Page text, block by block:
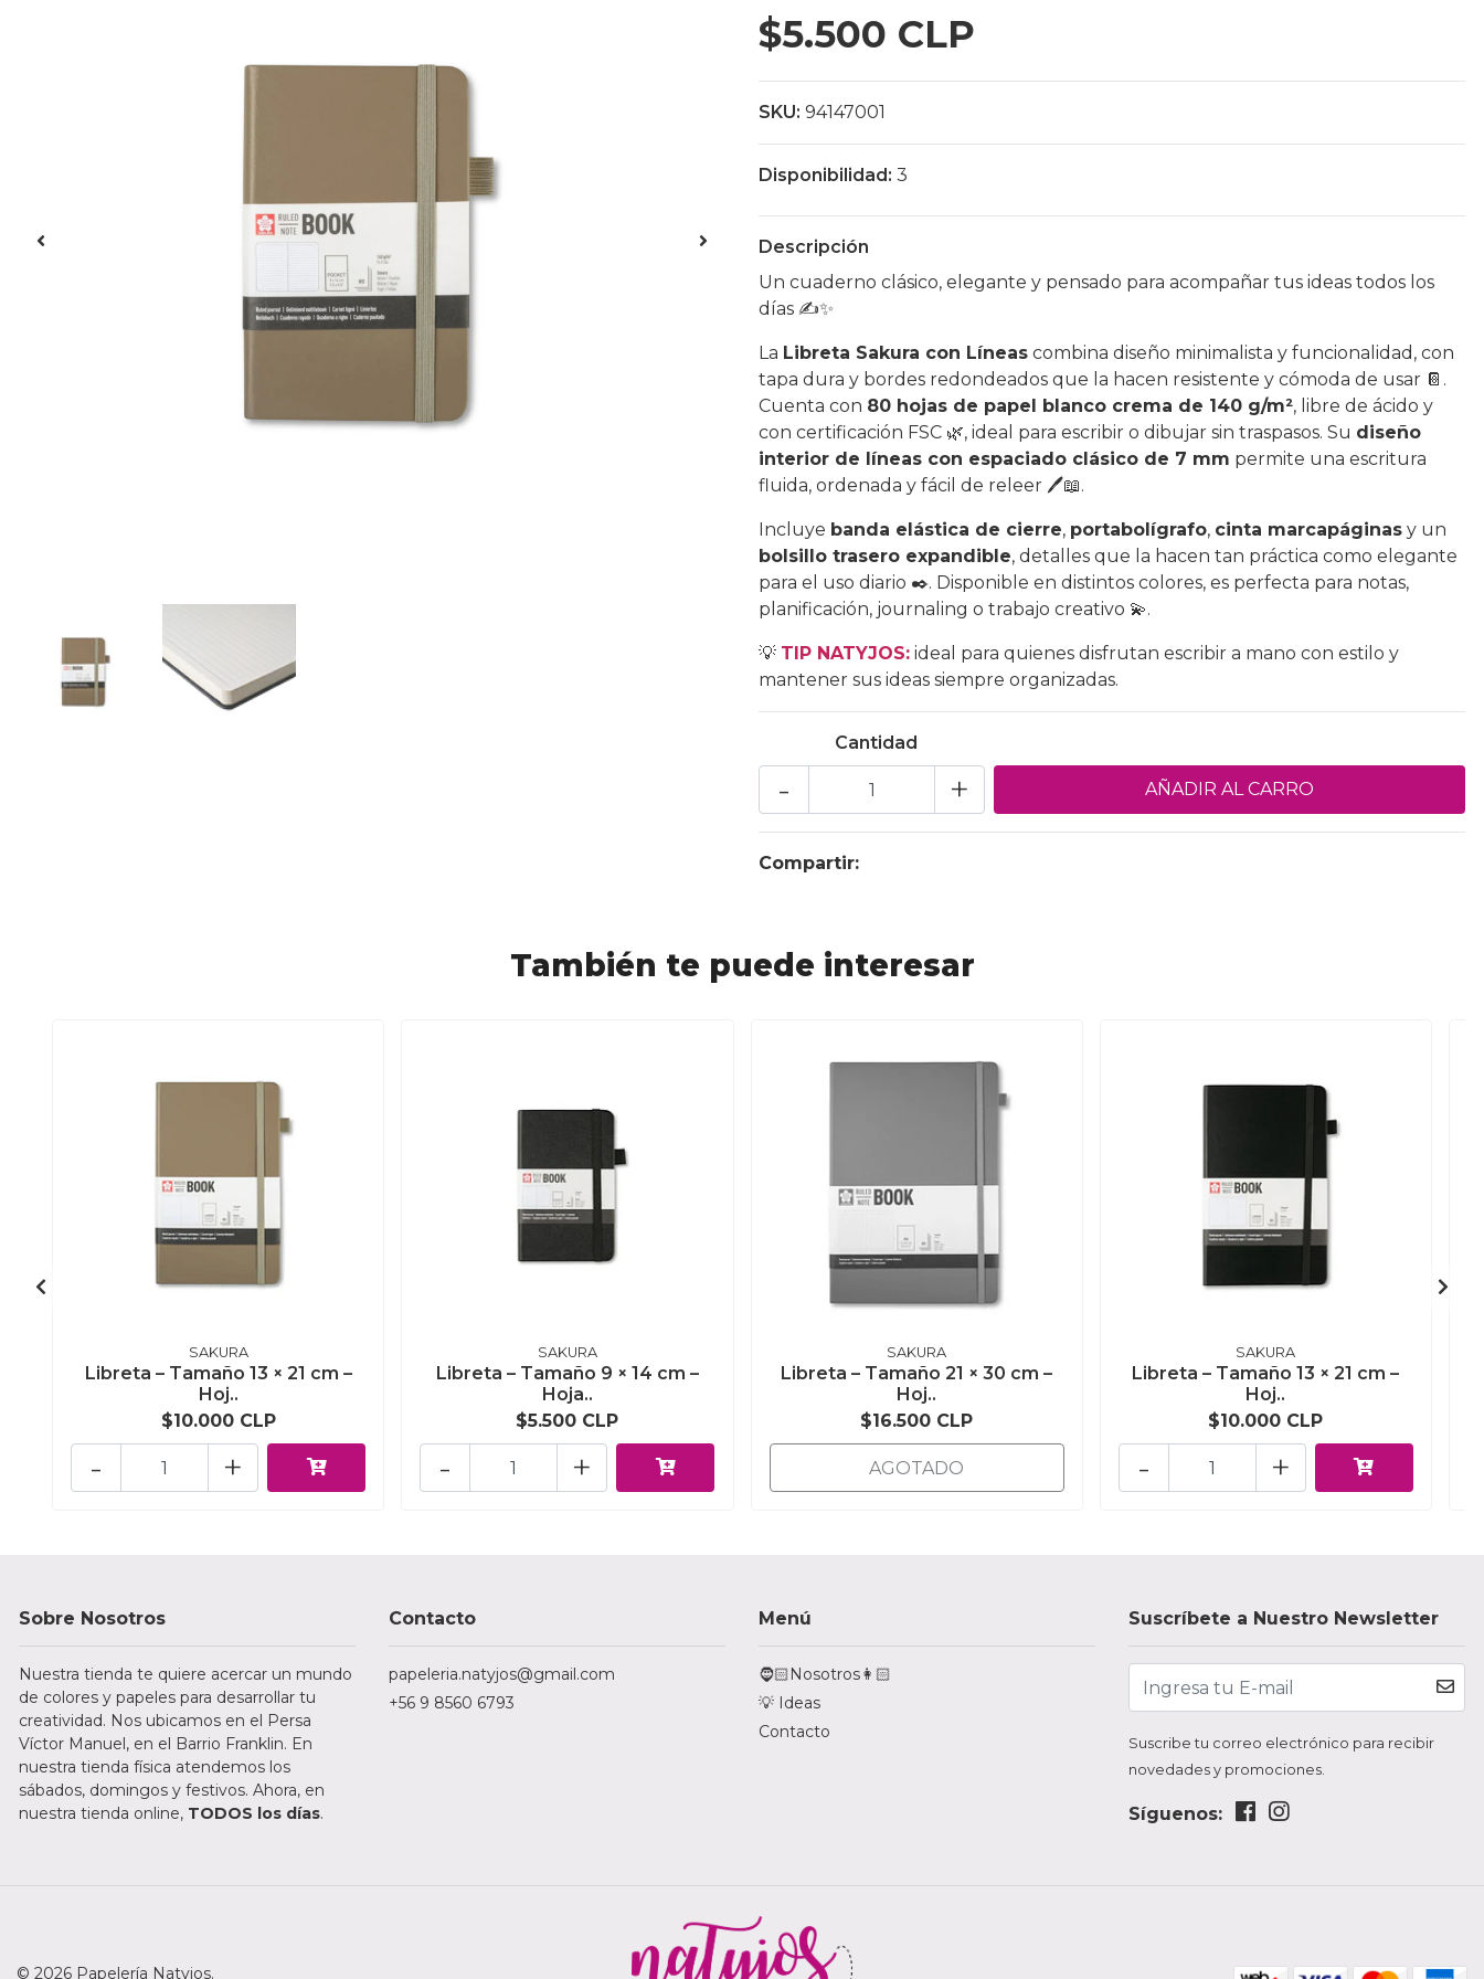
$5.500 CLP
SKU: 94147001
Disponibilidad: 3
Descripción
Un cuaderno clásico, elegante y pensado para acompañar tus ideas todos los
días ✍️✨
La Libreta Sakura con Líneas combina diseño minimalista y funcionalidad, con
tapa dura y bordes redondeados que la hacen resistente y cómoda de usar 📔.
Cuenta con 80 hojas de papel blanco crema de 140 g/m², libre de ácido y
con certificación FSC 🌿, ideal para escribir o dibujar sin traspasos. Su diseño
interior de líneas con espaciado clásico de 7 mm permite una escritura
fluida, ordenada y fácil de releer 🖊️📖.
Incluye banda elástica de cierre, portabolígrafo, cinta marcapáginas y un
bolsillo trasero expandible, detalles que la hacen tan práctica como elegante
para el uso diario ✒️. Disponible en distintos colores, es perfecta para notas,
planificación, journaling o trabajo creativo 💫.
💡 TIP NATYJOS: ideal para quienes disfrutan escribir a mano con estilo y
mantener sus ideas siempre organizadas.
Cantidad
+
-
Compartir:
También te puede interesar
SAKURA
Libreta – Tamaño 13 × 21 cm –
Hoj..
$10.000 CLP
+
-
SAKURA
Libreta – Tamaño 9 × 14 cm –
Hoja..
$5.500 CLP
+
-
SAKURA
Libreta – Tamaño 21 × 30 cm –
Hoj..
$16.500 CLP
AGOTADO
SAKURA
Libreta – Tamaño 13 × 21 cm –
Hoj..
$10.000 CLP
+
-
Sobre Nosotros
Nuestra tienda te quiere acercar un mundo
de colores y papeles para desarrollar tu
creatividad. Nos ubicamos en el Persa
Víctor Manuel, en el Barrio Franklin. En
nuestra tienda física atendemos los
sábados, domingos y festivos. Ahora, en
nuestra tienda online, TODOS los días.
Contacto
papeleria.natyjos@gmail.com
+56 9 8560 6793
Menú
🧔🏻Nosotros👩🏻
💡 Ideas
Contacto
Suscríbete a Nuestro Newsletter
Suscribe tu correo electrónico para recibir
novedades y promociones.
Síguenos:
© 2026 Papelería Natyjos.